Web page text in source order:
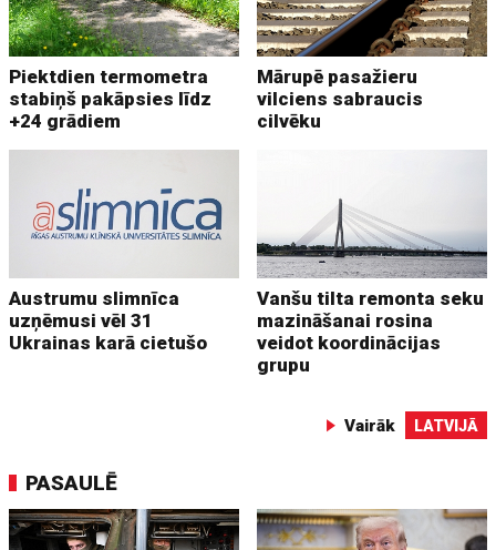
Piektdien termometra
stabiņš pakāpsies līdz
+24 grādiem
Mārupē pasažieru
vilciens sabraucis
cilvēku
Austrumu slimnīca
uzņēmusi vēl 31
Ukrainas karā cietušo
Vanšu tilta remonta seku
mazināšanai rosina
veidot koordinācijas
grupu
Vairāk LATVIJĀ
PASAULĒ